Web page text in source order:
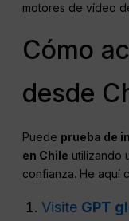
motores de vídeo
Cómo
desde
Puede prueba de
en Chile utilizando
confianza. He aquí
Visite GPT